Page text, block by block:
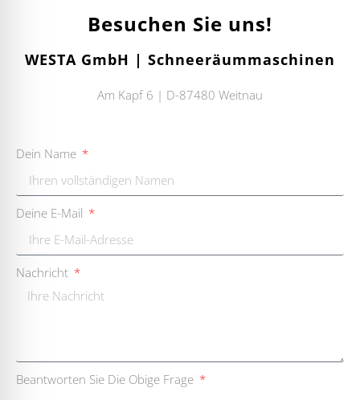
Besuchen Sie uns!
WESTA GmbH | Schneeräummaschinen
Am Kapf 6 | D-87480 Weitnau
Dein Name
Deine E-Mail
Nachricht
Beantworten Sie Die Obige Frage